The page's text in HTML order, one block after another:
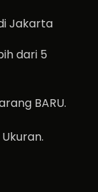
Jakarta
dari 5
BARU.